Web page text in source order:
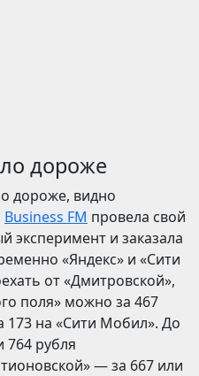
дороже
дороже, видно
Business FM провела свой
эксперимент и заказала
«Яндекс» и «Сити
от «Дмитровской»,
поля» можно за 467
173 на «Сити Мобил». До
764 рубля
— за 667 или